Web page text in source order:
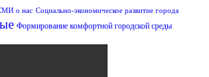
о нас Социально-экономическое развитие города
Формирование комфортной городской среды